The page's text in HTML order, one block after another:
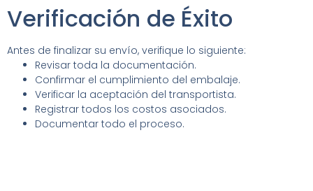
Verificación de Éxito
Antes de finalizar su envío, verifique lo siguiente:
Revisar toda la documentación.
Confirmar el cumplimiento del embalaje.
Verificar la aceptación del transportista.
Registrar todos los costos asociados.
Documentar todo el proceso.